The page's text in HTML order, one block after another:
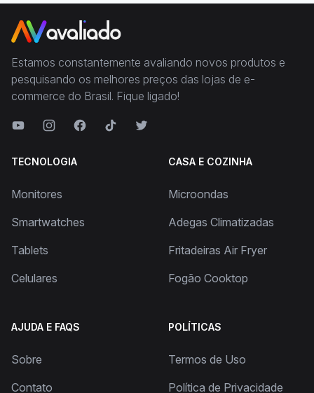
Estamos constantemente avaliando novos produtos e
pesquisando os melhores preços das lojas de e-
commerce do Brasil. Fique ligado!
TECNOLOGIA
Monitores
Smartwatches
Tablets
Celulares
CASA E COZINHA
Microondas
Adegas Climatizadas
Fritadeiras Air Fryer
Fogão Cooktop
AJUDA E FAQS
Sobre
Contato
POLÍTICAS
Termos de Uso
Política de Privacidade